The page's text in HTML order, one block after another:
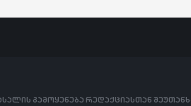
გამოყენება რედაქციასთან